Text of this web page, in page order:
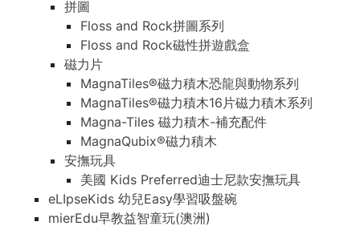
拼圖
Floss and Rock拼圖系列
Floss and Rock磁性拼遊戲盒
磁力片
MagnaTiles®磁力積木恐龍與動物系列
MagnaTiles®磁力積木16片磁力積木系列
Magna-Tiles 磁力積木-補充配件
MagnaQubix®磁力積木
安撫玩具
美國 Kids Preferred迪士尼款安撫玩具
eLIpseKids 幼兒Easy學習吸盤碗
mierEdu早教益智童玩(澳洲)